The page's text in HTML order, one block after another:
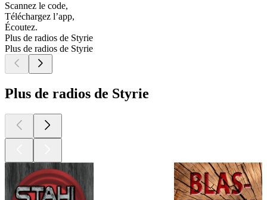
Scannez le code,
Téléchargez l’app,
Écoutez.
Plus de radios de Styrie
Plus de radios de Styrie
Plus de radios de Styrie